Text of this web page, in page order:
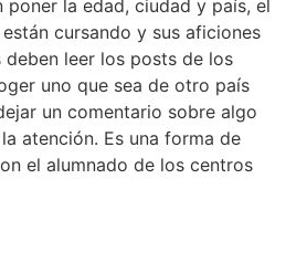
poner la edad, ciudad y país, el
cursando y sus aficiones
deben leer los posts de los
uno que sea de otro país
un comentario sobre algo
atención. Es una forma de
el alumnado de los centros